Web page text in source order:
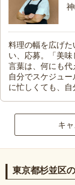
料理の幅を広げ
い、応募。「美
言葉は、何にも代
自分でスケジュ
に忙しくても、自
キ
東京都杉並区